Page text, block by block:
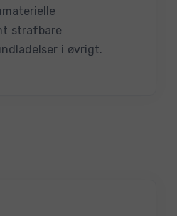
strafbare
i øvrigt.